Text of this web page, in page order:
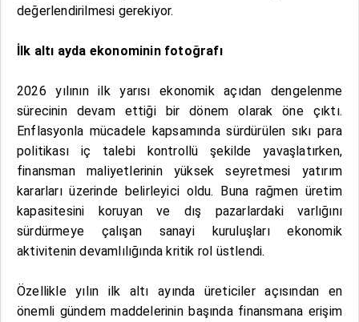
değerlendirilmesi gerekiyor.
İlk altı ayda ekonominin fotoğrafı
2026 yılının ilk yarısı ekonomik açıdan dengelenme
sürecinin devam ettiği bir dönem olarak öne çıktı.
Enflasyonla mücadele kapsamında sürdürülen sıkı para
politikası iç talebi kontrollü şekilde yavaşlatırken,
finansman maliyetlerinin yüksek seyretmesi yatırım
kararları üzerinde belirleyici oldu. Buna rağmen üretim
kapasitesini koruyan ve dış pazarlardaki varlığını
sürdürmeye çalışan sanayi kuruluşları ekonomik
aktivitenin devamlılığında kritik rol üstlendi.
Özellikle yılın ilk altı ayında üreticiler açısından en
önemli gündem maddelerinin başında finansmana erişim